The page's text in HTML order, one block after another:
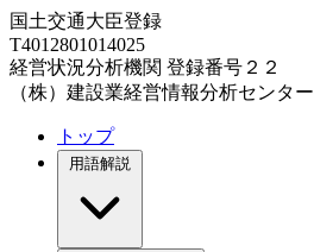
国土交通大臣登録
T4012801014025
経営状況分析機関 登録番号２２
（株）建設業経営情報分析センター
トップ
用語解説